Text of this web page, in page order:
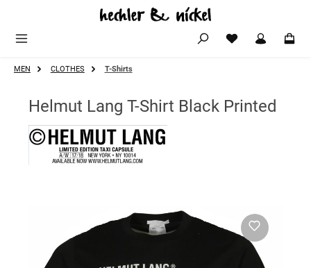
Zum Hauptinhalt springen
MEN CLOTHES T-Shirts
Helmut Lang T-Shirt Black Printed